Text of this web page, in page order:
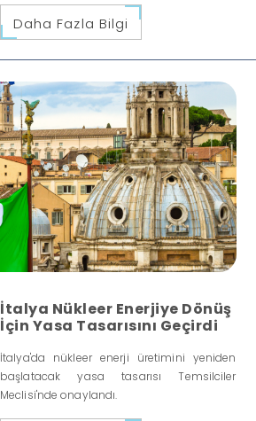
Daha Fazla Bilgi
İtalya Nükleer Enerjiye Dönüş
İçin Yasa Tasarısını Geçirdi
İtalya'da nükleer enerji üretimini yeniden
başlatacak yasa tasarısı Temsilciler
Meclisi'nde onaylandı.